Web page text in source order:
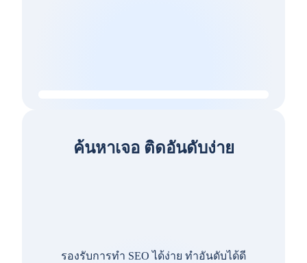
ค้นหาเจอ ติดอันดับง่าย
รองรับการทำ SEO ได้ง่าย ทำอันดับได้ดี